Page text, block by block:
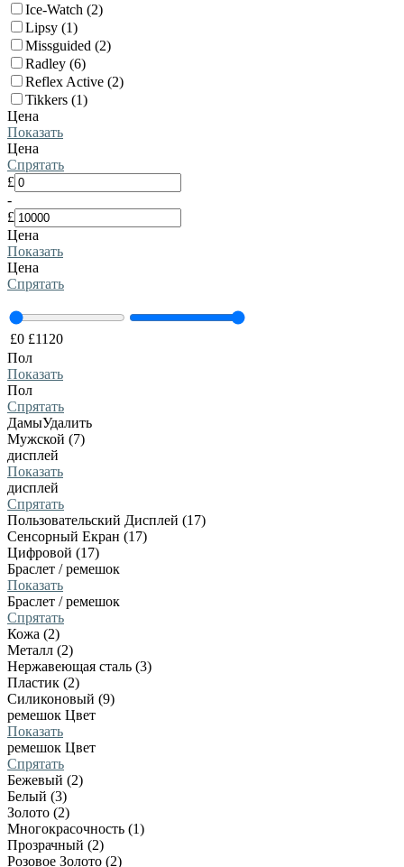
Ice-Watch (2)
Lipsy (1)
Missguided (2)
Radley (6)
Reflex Active (2)
Tikkers (1)
Цена
Показать
Цена
Спрятать
£
-
£
Цена
Показать
Цена
Спрятать
£0 £1120
Пол
Показать
Пол
Спрятать
ДамыУдалить
Мужской (7)
дисплей
Показать
дисплей
Спрятать
Пользовательский Дисплей (17)
Сенсорный Екран (17)
Цифровой (17)
Браслет / ремешок
Показать
Браслет / ремешок
Спрятать
Кожа (2)
Металл (2)
Нержавеющая сталь (3)
Пластик (2)
Силиконовый (9)
ремешок Цвет
Показать
ремешок Цвет
Спрятать
Бежевый (2)
Белый (3)
Золото (2)
Многокрасочность (1)
Прозрачный (2)
Розовое Золото (2)